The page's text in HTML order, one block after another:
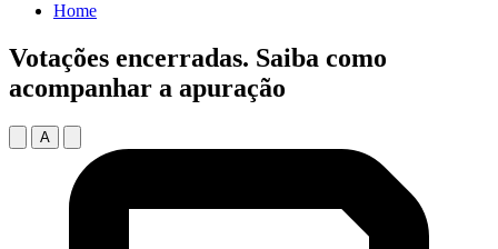
Home
Votações encerradas. Saiba como
acompanhar a apuração
A